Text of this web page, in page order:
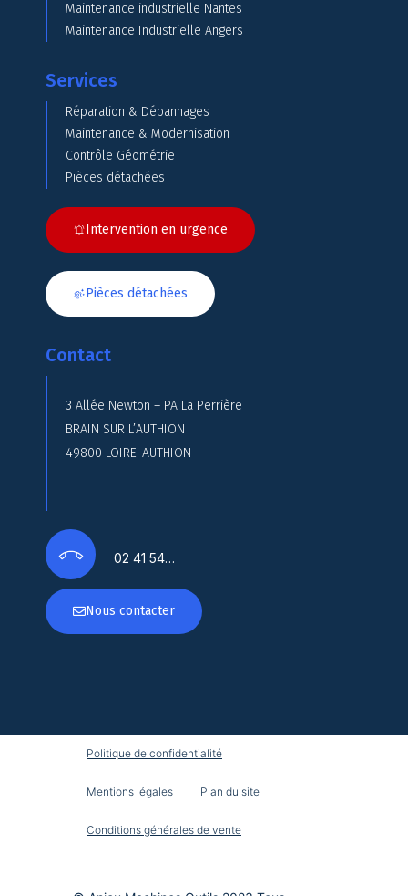
Maintenance industrielle Nantes
Maintenance Industrielle Angers
Services
Réparation & Dépannages
Maintenance & Modernisation
Contrôle Géométrie
Pièces détachées
Intervention en urgence
Pièces détachées
Contact
3 Allée Newton – PA La Perrière
BRAIN SUR L’AUTHION
49800 LOIRE-AUTHION
02 41 54…
Nous contacter
Politique de confidentialité
Mentions légales Plan du site
Conditions générales de vente